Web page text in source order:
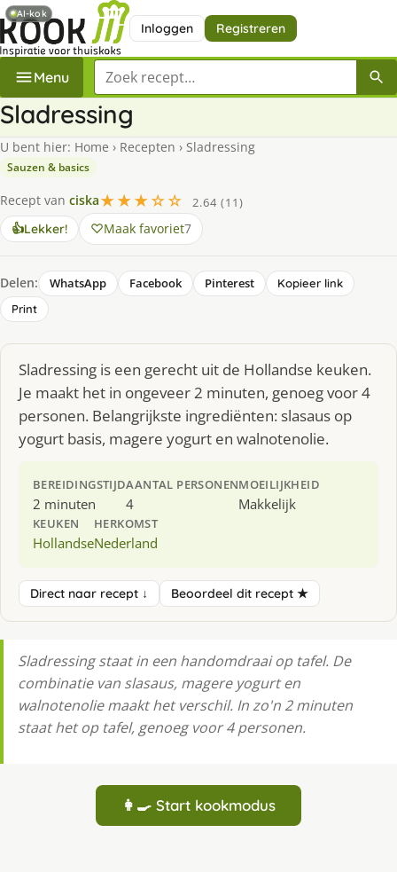
Inloggen Registreren
Menu Zoek een recept
Sladressing
U bent hier: Home › Recepten › Sladressing
Sauzen & basics
Recept van ciska★★★☆☆
2.64 (11)
👍Lekker! Maak favoriet7
Delen: WhatsApp Facebook Pinterest
Kopieer link
Print
Sladressing is een gerecht uit de Hollandse keuken.
Je maakt het in ongeveer 2 minuten, genoeg voor 4
personen. Belangrijkste ingrediënten: slasaus op
yogurt basis, magere yogurt en walnotenolie.
BEREIDINGSTIJD
2 minuten
AANTAL PERSONEN
4
MOEILIJKHEID
Makkelijk
KEUKEN
Hollandse
HERKOMST
Nederland
Direct naar recept ↓ Beoordeel dit recept ★
Sladressing staat in een handomdraai op tafel. De
combinatie van slasaus, magere yogurt en
walnotenolie maakt het verschil. In zo'n 2 minuten
staat het op tafel, genoeg voor 4 personen.
👩‍🍳 Start kookmodus
AI-kok